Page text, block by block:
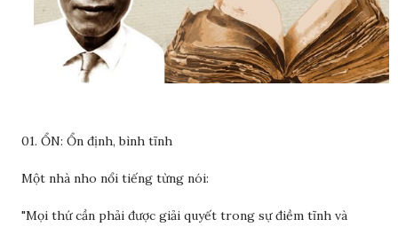
01. ỔN: Ổn định, bình tĩnh
Một nhà nho nổi tiếng từng nói:
"Mọi thứ cần phải được giải quyết trong sự điềm tĩnh và